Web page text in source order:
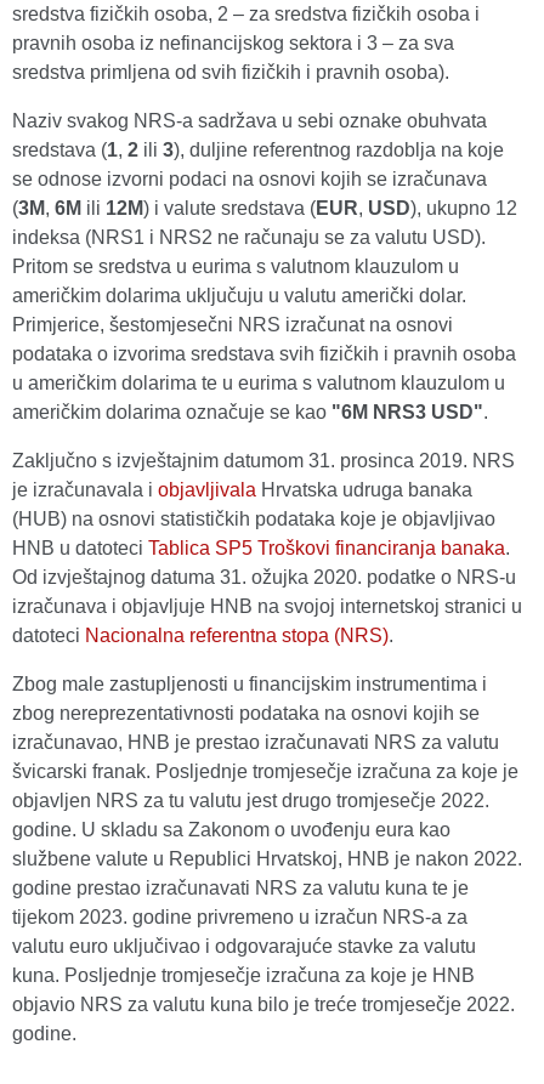
sredstva fizičkih osoba, 2 – za sredstva fizičkih osoba i
pravnih osoba iz nefinancijskog sektora i 3 – za sva
sredstva primljena od svih fizičkih i pravnih osoba).
Naziv svakog NRS-a sadržava u sebi oznake obuhvata
sredstava (1, 2 ili 3), duljine referentnog razdoblja na koje
se odnose izvorni podaci na osnovi kojih se izračunava
(3M, 6M ili 12M) i valute sredstava (EUR, USD), ukupno 12
indeksa (NRS1 i NRS2 ne računaju se za valutu USD).
Pritom se sredstva u eurima s valutnom klauzulom u
američkim dolarima uključuju u valutu američki dolar.
Primjerice, šestomjesečni NRS izračunat na osnovi
podataka o izvorima sredstava svih fizičkih i pravnih osoba
u američkim dolarima te u eurima s valutnom klauzulom u
američkim dolarima označuje se kao "6M NRS3 USD".
Zaključno s izvještajnim datumom 31. prosinca 2019. NRS
je izračunavala i objavljivala Hrvatska udruga banaka
(HUB) na osnovi statističkih podataka koje je objavljivao
HNB u datoteci Tablica SP5 Troškovi financiranja banaka.
Od izvještajnog datuma 31. ožujka 2020. podatke o NRS-u
izračunava i objavljuje HNB na svojoj internetskoj stranici u
datoteci Nacionalna referentna stopa (NRS).
Zbog male zastupljenosti u financijskim instrumentima i
zbog nereprezentativnosti podataka na osnovi kojih se
izračunavao, HNB je prestao izračunavati NRS za valutu
švicarski franak. Posljednje tromjesečje izračuna za koje je
objavljen NRS za tu valutu jest drugo tromjesečje 2022.
godine. U skladu sa Zakonom o uvođenju eura kao
službene valute u Republici Hrvatskoj, HNB je nakon 2022.
godine prestao izračunavati NRS za valutu kuna te je
tijekom 2023. godine privremeno u izračun NRS-a za
valutu euro uključivao i odgovarajuće stavke za valutu
kuna. Posljednje tromjesečje izračuna za koje je HNB
objavio NRS za valutu kuna bilo je treće tromjesečje 2022.
godine.